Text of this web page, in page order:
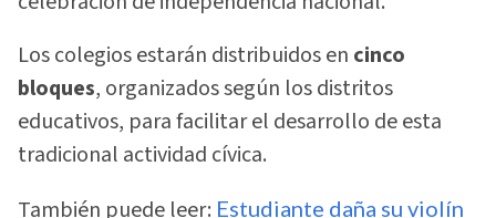
Los colegios estarán distribuidos en cinco
bloques, organizados según los distritos
educativos, para facilitar el desarrollo de esta
tradicional actividad cívica.
También puede leer: Estudiante daña su violín